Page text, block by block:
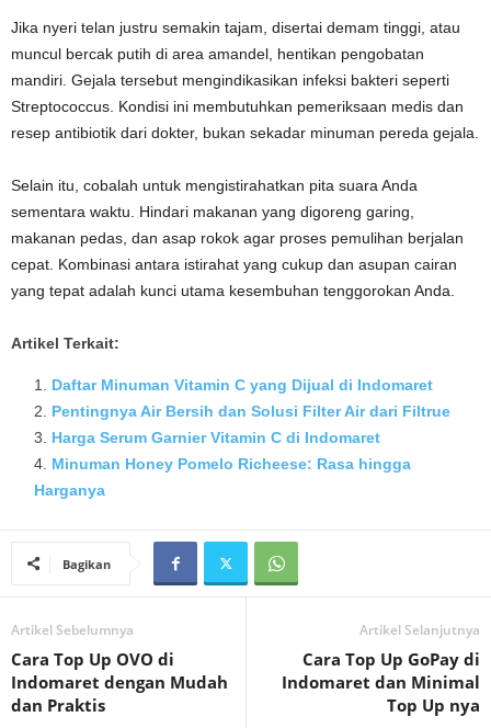
Jika nyeri telan justru semakin tajam, disertai demam tinggi, atau
muncul bercak putih di area amandel, hentikan pengobatan
mandiri. Gejala tersebut mengindikasikan infeksi bakteri seperti
Streptococcus. Kondisi ini membutuhkan pemeriksaan medis dan
resep antibiotik dari dokter, bukan sekadar minuman pereda gejala.
Selain itu, cobalah untuk mengistirahatkan pita suara Anda
sementara waktu. Hindari makanan yang digoreng garing,
makanan pedas, dan asap rokok agar proses pemulihan berjalan
cepat. Kombinasi antara istirahat yang cukup dan asupan cairan
yang tepat adalah kunci utama kesembuhan tenggorokan Anda.
Artikel Terkait:
Daftar Minuman Vitamin C yang Dijual di Indomaret
Pentingnya Air Bersih dan Solusi Filter Air dari Filtrue
Harga Serum Garnier Vitamin C di Indomaret
Minuman Honey Pomelo Richeese: Rasa hingga
Harganya
Bagikan
Artikel Sebelumnya
Cara Top Up OVO di
Indomaret dengan Mudah
dan Praktis
Artikel Selanjutnya
Cara Top Up GoPay di
Indomaret dan Minimal
Top Up nya